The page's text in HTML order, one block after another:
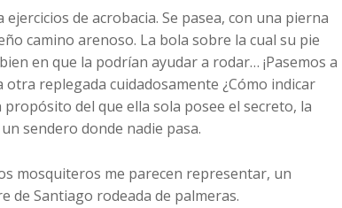
de acrobacia. Se pasea, con una pierna
camino arenoso. La bola sobre la cual su pie
en que la podrían ayudar a rodar… ¡Pasemos a
replegada cuidadosamente ¿Cómo indicar
del que ella sola posee el secreto, la
sendero donde nadie pasa.
mosquiteros me parecen representar, un
de Santiago rodeada de palmeras.